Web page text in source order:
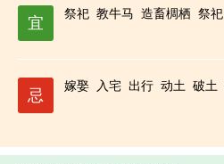
宜
祭祀 教牛马 造畜椆栖 祭祀
忌
嫁娶 入宅 出行 动土 破土